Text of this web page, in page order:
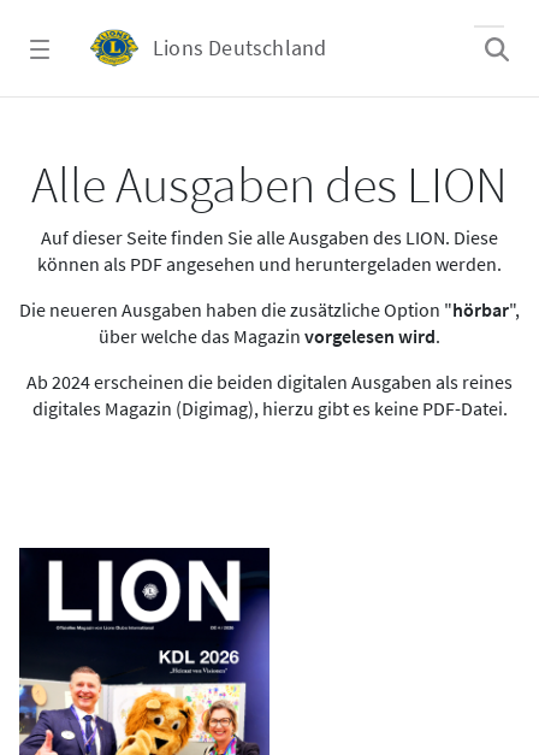
Lions Deutschland
Alle Ausgaben des LION
Auf dieser Seite finden Sie alle Ausgaben des LION. Diese
können als PDF angesehen und heruntergeladen werden.
Die neueren Ausgaben haben die zusätzliche Option "hörbar",
über welche das Magazin vorgelesen wird.
Ab 2024 erscheinen die beiden digitalen Ausgaben als reines
digitales Magazin (Digimag), hierzu gibt es keine PDF-Datei.